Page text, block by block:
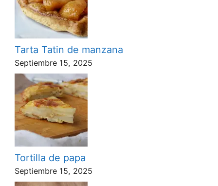
Tarta Tatin de manzana
Septiembre 15, 2025
Tortilla de papa
Septiembre 15, 2025